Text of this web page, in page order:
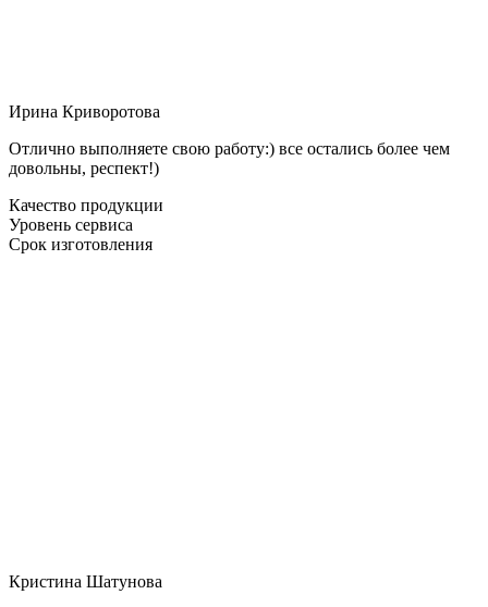
Ирина Криворотова
Отлично выполняете свою работу:) все остались более чем
довольны, респект!)
Качество продукции
Уровень сервиса
Срок изготовления
Кристина Шатунова